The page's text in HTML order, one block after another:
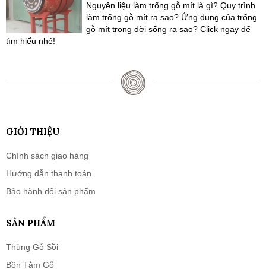
Nguyên liệu làm trống gỗ mít là gì? Quy trình
làm trống gỗ mít ra sao? Ứng dụng của trống
gỗ mít trong đời sống ra sao? Click ngay để
tìm hiểu nhé!
GIỚI THIỆU
Chính sách giao hàng
Hướng dẫn thanh toán
Bảo hành đổi sản phẩm
SẢN PHẨM
Thùng Gỗ Sồi
Bồn Tắm Gỗ